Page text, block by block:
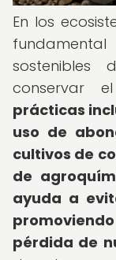
En los
sostenibles
conservar
prácticas
uso de
cultivos de
de
ayuda a
pérdida de